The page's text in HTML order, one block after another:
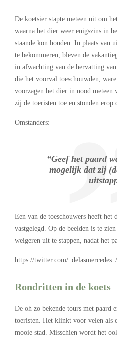
De koetsier stapte meteen uit om
waarna het dier weer enigszins in
staande kon houden. In plaats van
te bekommeren, bleven de
in afwachting van de hervatting
die het voorval toeschouwden,
voorzagen het dier in nood meteen
zij de toeristen toe en stonden erop
Omstanders:
“Geef het paard
mogelijk dat zij
Een van de toeschouwers heeft
vastgelegd. Op de beelden is te
weigeren uit te stappen, nadat het
https://twitter.com/
Rondritten in de koets
De oh zo bekende tours met paard
toeristen. Het klinkt voor velen als
mooie stad. Misschien wordt het